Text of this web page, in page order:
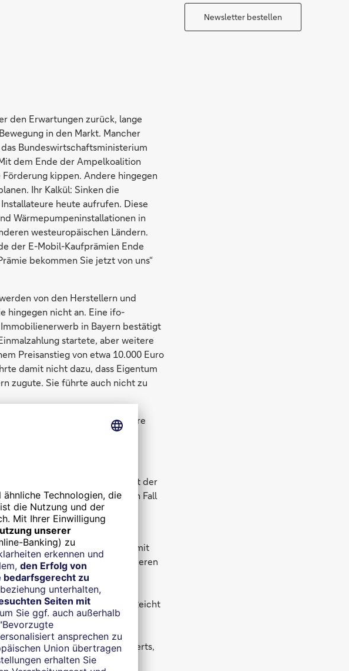
Newsletter bestellen
den Erwartungen zurück, lange
in den Markt. Mancher
Bundeswirtschaftsministerium
dem Ende der Ampelkoalition
kippen. Andere hingegen
Ihr Kalkül: Sinken die
heute aufrufen. Diese
Wärmepumpeninstallationen in
westeuropäischen Ländern.
der E-Mobil-Kaufprämien Ende
bekommen Sie jetzt von uns“
von den Herstellern und
hingegen nicht an. Eine ifo-
in Bayern bestätigt
startete, aber weitere
Preisanstieg von etwa 10.000 Euro
damit nicht dazu, dass Eigentum
zugute. Sie führte auch nicht zu
teure Förderung. Doch das wäre
Dank Subvention sinkt der
die Produktion. Im besten Fall
sinken. Neue Technologien
abzulösen.
Die Politik versucht mit
(Verteilungspolitik) oder deren
der Förderungen und
von Gütern mit positiven
und Solaranlagen. Reicht
– weil externe Effekte breit
bezahlen) –, reduziert die
geringeren Leistungsmehrwerts,